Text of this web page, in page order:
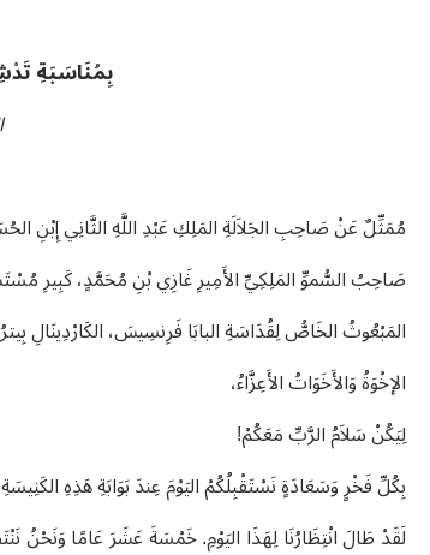
بِمُنَاسَبَةِ
مُمَثِّلٌ عَنْ صَاحِبِ الجَلاَلَةِ المَلِكِ عَبْدِ اللَّهِ الثَّانِي إِبْنِ
صَاحِبُ السُّموِّ المَلِكِيِّ الأَمِيرِ غَازِي بْنِ مُحَمَّدٍ، كَبِيرِ
المَبْعُوثُ الخَاصُّ لِقُدَاسَةِ البابَا فَرِنسِيسَ، الكَارْدِينَالِ
الإخْوَةُ وَالأَخَوَاتُ الأَعِزَّاءُ،
لِيَكُنْ سَلاَمُ الرَّبِّ مَعَكُمْ!
بِكُلِّ فَخْرٍ وَسَعَادَةٍ نَسْتَقْبِلُكُمْ اليَوْمَ عِندَ بَوَابَةِ هَذِهِ
لَقَدْ طَالَ انْتِظَارُنَا لِهَذَا اليَوْمِ. خَمْسَةَ عَشَرَ عَامًا وَنَحْنُ